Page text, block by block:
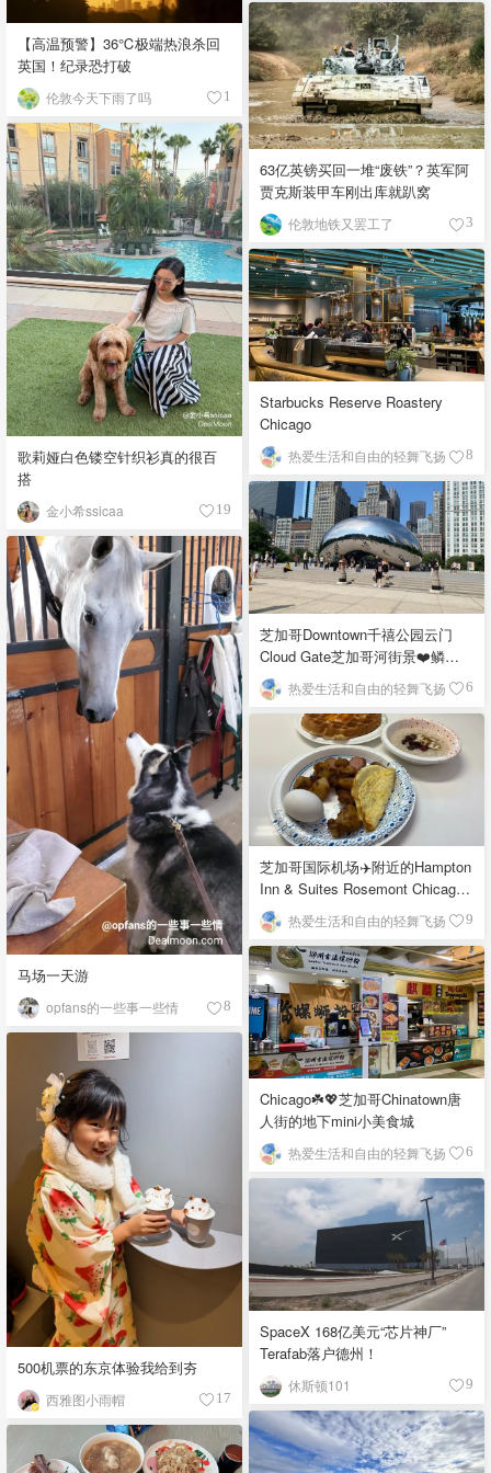
【高温预警】36℃极端热浪杀回
英国！纪录恐打破
伦敦今天下雨了吗 1
63亿英镑买回一堆“废铁”？英军阿
贾克斯装甲车刚出库就趴窝
伦敦地铁又罢工了 3
歌莉娅白色镂空针织衫真的很百
搭
金小希ssicaa 19
Starbucks Reserve Roastery
Chicago
热爱生活和自由的轻舞飞扬 8
芝加哥Downtown千禧公园云门
Cloud Gate芝加哥河街景❤️鳞次
栉比的高楼
热爱生活和自由的轻舞飞扬 6
马场一天游
opfans的一些事一些情 8
芝加哥国际机场✈️附近的Hampton
Inn & Suites Rosemont Chicago
O'Hare自助早餐
热爱生活和自由的轻舞飞扬 9
Chicago☘️💖芝加哥Chinatown唐
人街的地下mini小美食城
热爱生活和自由的轻舞飞扬 6
500机票的东京体验我给到夯
西雅图小雨帽 17
SpaceX 168亿美元“芯片神厂”
Terafab落户德州！
休斯顿101 9